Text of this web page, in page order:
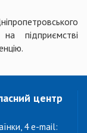
підприємстві
центр
4 e-mail: